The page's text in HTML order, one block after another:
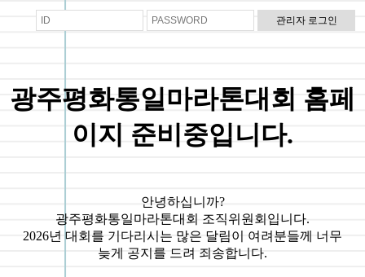
광주평화통일마라톤대회 홈페
이지 준비중입니다.
안녕하십니까?
광주평화통일마라톤대회 조직위원회입니다.
2026년 대회를 기다리시는 많은 달림이 여려분들께 너무
늦게 공지를 드려 죄송합니다.